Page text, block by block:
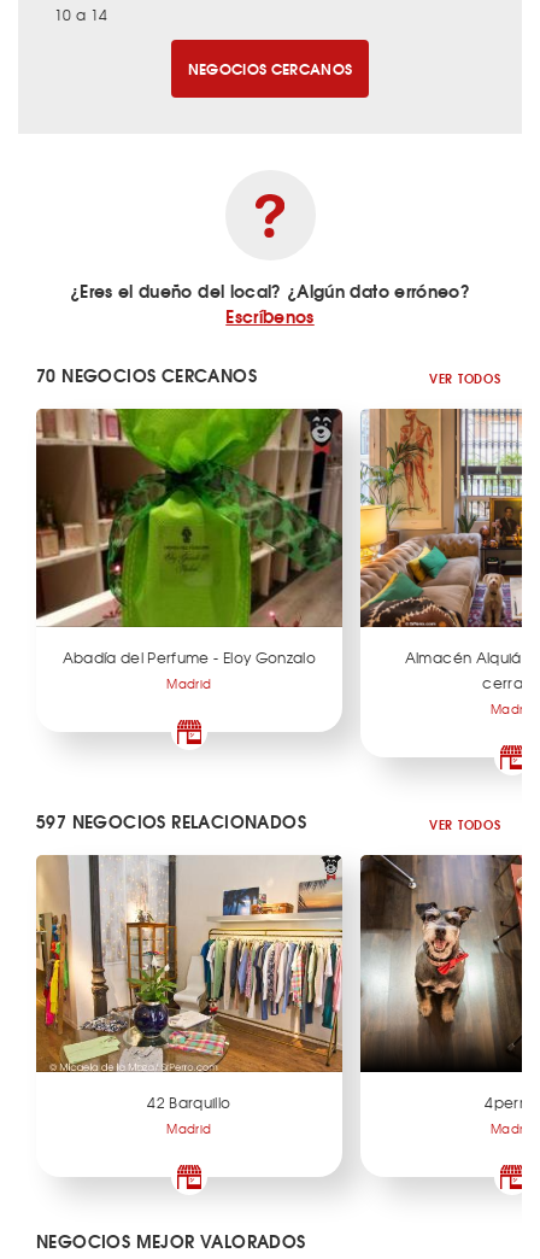
10 a 14
NEGOCIOS CERCANOS
¿Eres el dueño del local? ¿Algún dato erróneo?
Escríbenos
70 NEGOCIOS CERCANOS VER TODOS
Abadía del Perfume - Eloy Gonzalo
Madrid
Almacén Alquián
Madrid
597 NEGOCIOS RELACIONADOS VER TODOS
42 Barquillo
Madrid
4perras
Madrid
NEGOCIOS MEJOR VALORADOS